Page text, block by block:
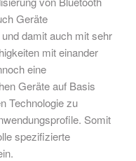
Geräte
damit auch mit sehr
mit einander
eine
Geräte auf Basis
Technologie zu
Somit
spezifizierte